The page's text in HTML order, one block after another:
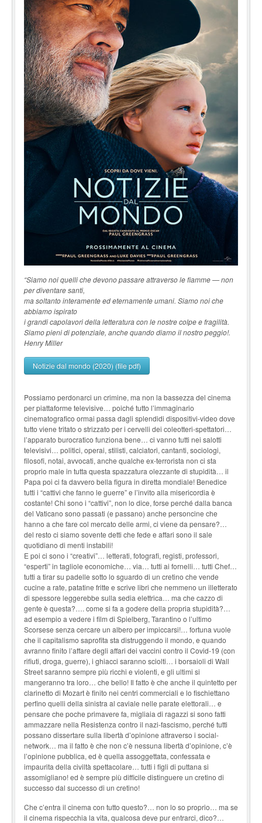
“Siamo noi quelli che devono passare attraverso le fiamme — non
per diventare santi,
ma soltanto interamente ed eternamente umani. Siamo noi che
abbiamo ispirato
i grandi capolavori della letteratura con le nostre colpe e fragilità.
Siamo pieni di potenziale, anche quando diamo il nostro peggio!.
Henry Miller
Notizie dal mondo (2020) (file pdf)
Possiamo perdonarci un crimine, ma non la bassezza del cinema
per piattaforme televisive… poiché tutto l’immaginario
cinematografico ormai passa dagli splendidi dispositivi-video dove
tutto viene tritato o strizzato per i cervelli dei coleotteri-spettatori…
l’apparato burocratico funziona bene… ci vanno tutti nei salotti
televisivi… politici, operai, stilisti, calciatori, cantanti, sociologi,
filosofi, notai, avvocati, anche qualche ex-terrorista non ci sta
proprio male in tutta questa spazzatura olezzante di stupidità… il
Papa poi ci fa davvero bella figura in diretta mondiale! Benedice
tutti i “cattivi che fanno le guerre” e l’invito alla misericordia è
costante! Chi sono i “cattivi”, non lo dice, forse perché dalla banca
del Vaticano sono passati (e passano) anche personcine che
hanno a che fare col mercato delle armi, ci viene da pensare?…
del resto ci siamo sovente detti che fede e affari sono il sale
quotidiano di menti instabili!
E poi ci sono i “creativi”… letterati, fotografi, registi, professori,
“esperti” in tagliole economiche… via… tutti ai fornelli… tutti Chef…
tutti a tirar su padelle sotto lo sguardo di un cretino che vende
cucine a rate, patatine fritte e scrive libri che nemmeno un illetterato
di spessore leggerebbe sulla sedia elettrica… ma che cazzo di
gente è questa?…. come si fa a godere della propria stupidità?…
ad esempio a vedere i film di Spielberg, Tarantino o l’ultimo
Scorsese senza cercare un albero per impiccarsi!… fortuna vuole
che il capitalismo saprofita sta distruggendo il mondo, e quando
avranno finito l’affare degli affari dei vaccini contro il Covid-19 (con
rifiuti, droga, guerre), i ghiacci saranno sciolti… i borsaioli di Wall
Street saranno sempre più ricchi e violenti, e gli ultimi si
mangeranno tra loro… che bello! Il fatto è che anche il quintetto per
clarinetto di Mozart è finito nei centri commerciali e lo fischiettano
perfino quelli della sinistra al caviale nelle parate elettorali… e
pensare che poche primavere fa, migliaia di ragazzi si sono fatti
ammazzare nella Resistenza contro il nazi-fascismo, perché tutti
possano dissertare sulla libertà d’opinione attraverso i social-
network… ma il fatto è che non c’è nessuna libertà d’opinione, c’è
l’opinione pubblica, ed è quella assoggettata, confessata e
impaurita della civiltà spettacolare… tutti i figli di puttana si
assomigliano! ed è sempre più difficile distinguere un cretino di
successo dal successo di un cretino!
Che c’entra il cinema con tutto questo?… non lo so proprio… ma se
il cinema rispecchia la vita, qualcosa deve pur entrarci, dico?…